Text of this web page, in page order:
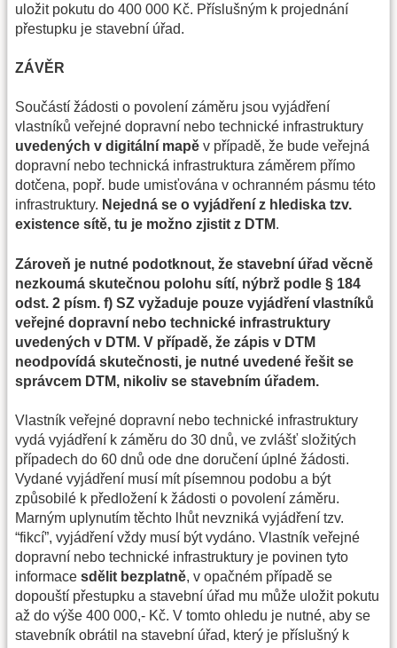
uložit pokutu do 400 000 Kč. Příslušným k projednání
přestupku je stavební úřad.
ZÁVĚR
Součástí žádosti o povolení záměru jsou vyjádření
vlastníků veřejné dopravní nebo technické infrastruktury
uvedených v digitální mapě v případě, že bude veřejná
dopravní nebo technická infrastruktura záměrem přímo
dotčena, popř. bude umisťována v ochranném pásmu této
infrastruktury. Nejedná se o vyjádření z hlediska tzv.
existence sítě, tu je možno zjistit z DTM.
Zároveň je nutné podotknout, že stavební úřad věcně
nezkoumá skutečnou polohu sítí, nýbrž podle § 184
odst. 2 písm. f) SZ vyžaduje pouze vyjádření vlastníků
veřejné dopravní nebo technické infrastruktury
uvedených v DTM. V případě, že zápis v DTM
neodpovídá skutečnosti, je nutné uvedené řešit se
správcem DTM, nikoliv se stavebním úřadem.
Vlastník veřejné dopravní nebo technické infrastruktury
vydá vyjádření k záměru do 30 dnů, ve zvlášť složitých
případech do 60 dnů ode dne doručení úplné žádosti.
Vydané vyjádření musí mít písemnou podobu a být
způsobilé k předložení k žádosti o povolení záměru.
Marným uplynutím těchto lhůt nevzniká vyjádření tzv.
“fikcí”, vyjádření vždy musí být vydáno. Vlastník veřejné
dopravní nebo technické infrastruktury je povinen tyto
informace sdělit bezplatně, v opačném případě se
dopouští přestupku a stavební úřad mu může uložit pokutu
až do výše 400 000,- Kč. V tomto ohledu je nutné, aby se
stavebník obrátil na stavební úřad, který je příslušný k